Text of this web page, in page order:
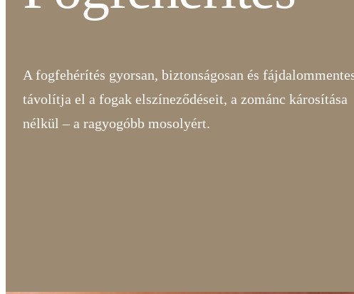
A fogfehérítés gyorsan, biztonságosan és
távolítja el a fogak elszíneződéseit, a zománc károsítása
nélkül – a ragyogóbb mosolyért.